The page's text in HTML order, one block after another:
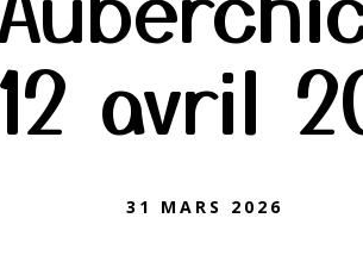
12 avril
31 MARS 2026